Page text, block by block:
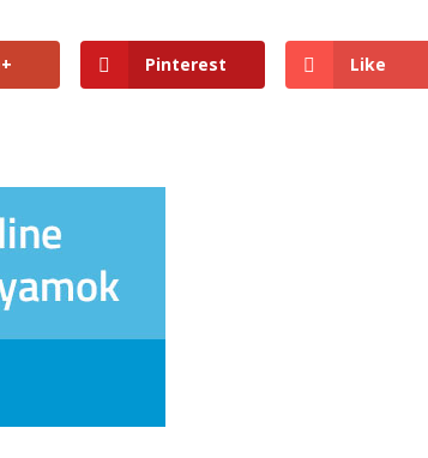
Pinterest Like